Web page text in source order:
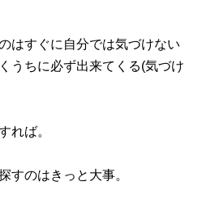
はすぐに自分では気づけない
うちに必ず出来てくる(気づけ
れば。
すのはきっと大事。